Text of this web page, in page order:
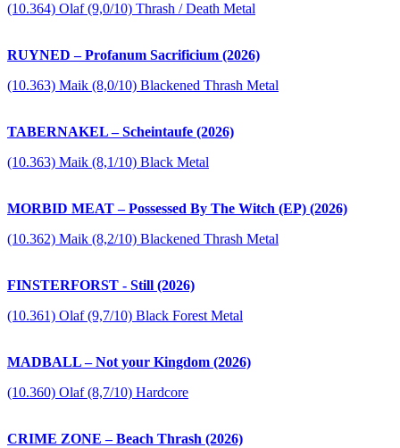
(10.364) Olaf (9,0/10) Thrash / Death Metal
RUYNED – Profanum Sacrificium (2026)
(10.363) Maik (8,0/10) Blackened Thrash Metal
TABERNAKEL – Scheintaufe (2026)
(10.363) Maik (8,1/10) Black Metal
MORBID MEAT – Possessed By The Witch (EP) (2026)
(10.362) Maik (8,2/10) Blackened Thrash Metal
FINSTERFORST - Still (2026)
(10.361) Olaf (9,7/10) Black Forest Metal
MADBALL – Not your Kingdom (2026)
(10.360) Olaf (8,7/10) Hardcore
CRIME ZONE – Beach Thrash (2026)